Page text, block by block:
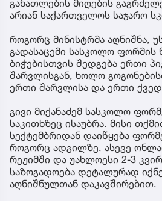
განათლების მიღების
არიან საქართველოს საჯარო
როგორც მინისტრმა აღნიშნა,
გადასაცემი სასკოლო ფორმის
ბიჭებისთვის შედგება ერთი
შარვლისგან, ხოლო
ერთი შარვლისა და ერთი
გივი მიქანაძემ სასკოლო
საკითხზეც ისაუბრა. მისი
სექტემბრიდან დაიწყება
როგორც ადგილზე, ასევე
რეჟიმში და უახლოესი 2-3
საზოგადოება დეტალურად
აღნიშნულთან დაკავშირებით.